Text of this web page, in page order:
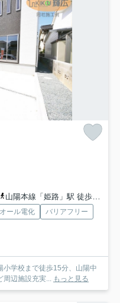
山陽本線「姫路」駅 徒歩23分
オール電化
バリアフリー
小学校まで徒歩15分、山陽中
辺施設充実...
もっと見る